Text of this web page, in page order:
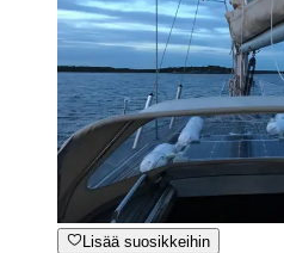
Lisää suosikkeihin